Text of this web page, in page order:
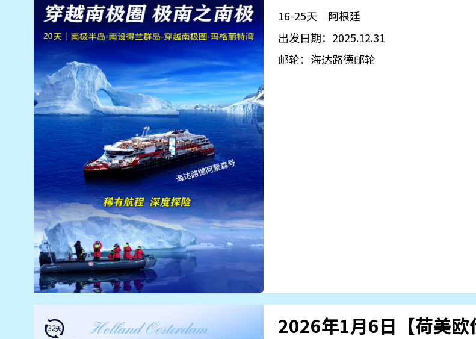
16-25天｜阿根廷
出发日期：2025.12.31
邮轮：海达路德邮轮
2026年1月6日【荷美